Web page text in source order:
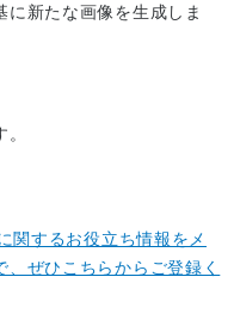
に新たな画像を生成しま
関するお役立ち情報をメ
ぜひこちらからご登録く